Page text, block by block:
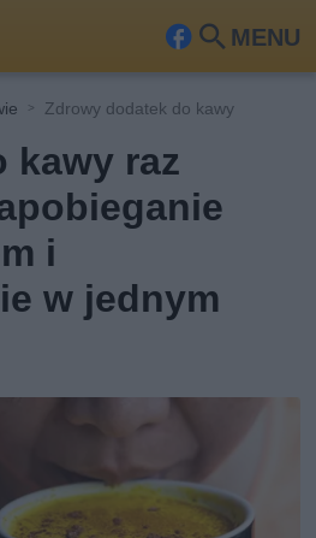
MENU
Fa
ook
Szu
kaj
Zdrowy dodatek do kawy
kawy raz
i
w jednym